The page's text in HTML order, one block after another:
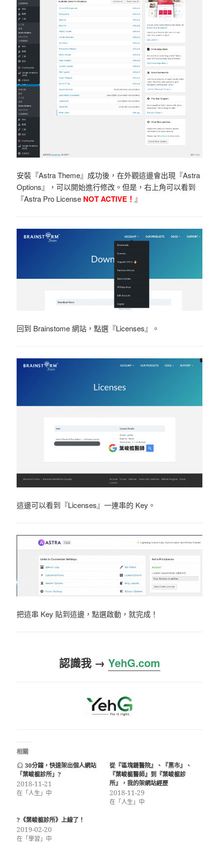
安裝『Astra Theme』成功後，在外觀這邊會出現『Astra
Options』，可以開始進行修改。但是，右上角可以看到
『Astra Pro License NOT ACTIVE！』
回到 Brainstome 網站，點選『Licenses』。
這邊可以看到『Licenses』一連串的 Key 。
把這串 Key 貼到這邊，點選啟動，就完成！
認識我 → YehG.com
相關
30分鐘，快速架出個人網站
「葉峻榳診所」?
2018-11-21
在「人生」中
從『區塊鏈醫院』、『黑市』、
『葉峻榳醫師』到『葉峻榳診
所』，我的架網站經歷
2018-11-29
在「人生」中
?《葉峻榳診所》上線了！
2019-02-20
在「學習」中